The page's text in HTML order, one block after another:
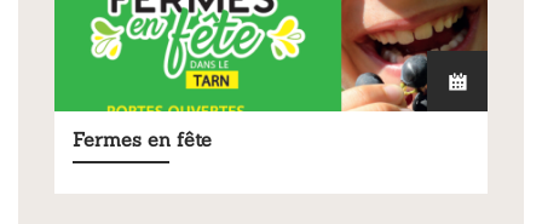
Fermes en fête